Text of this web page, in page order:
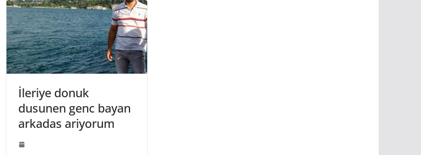
İleriye donuk
dusunen genc bayan
arkadas ariyorum